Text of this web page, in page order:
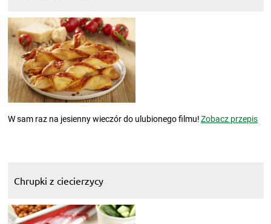
W sam raz na jesienny wieczór do ulubionego filmu!Zobacz przepis
Chrupki z ciecierzycy